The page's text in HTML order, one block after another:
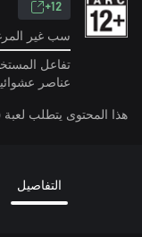
12+
سب غير
تفاعل
عناصر
هذا المحتوى يتطلب
التفاصيل